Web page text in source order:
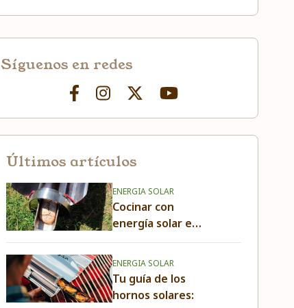
Síguenos en redes
Últimos artículos
ENERGIA SOLAR
Cocinar con
energía solar en
España: ahorro y
ENERGIA SOLAR
Tu guía de los
hornos solares: